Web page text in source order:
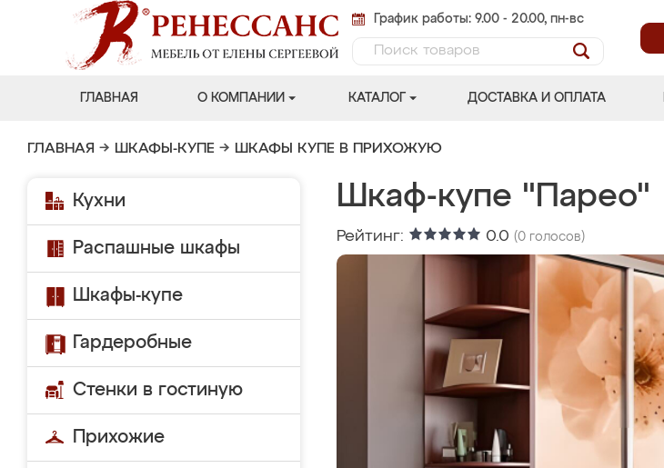
График работы: 9.00 - 20.00, пн-вс
ГЛАВНАЯ О КОМПАНИИ КАТАЛОГ ДОСТАВКА И ОПЛАТА
ГЛАВНАЯ → ШКАФЫ-КУПЕ → ШКАФЫ КУПЕ В ПРИХОЖУЮ
Кухни
Распашные шкафы
Шкафы-купе
Гардеробные
Стенки в гостиную
Прихожие
Шкаф-купе "Парео"
Рейтинг: 0.0 (0 голосов)